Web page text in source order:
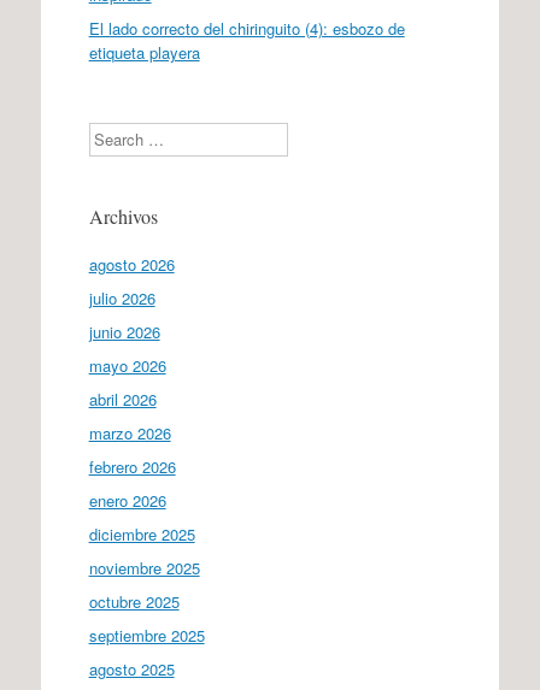
El lado correcto del chiringuito (4): esbozo de
etiqueta playera
Search
Archivos
agosto 2026
julio 2026
junio 2026
mayo 2026
abril 2026
marzo 2026
febrero 2026
enero 2026
diciembre 2025
noviembre 2025
octubre 2025
septiembre 2025
agosto 2025